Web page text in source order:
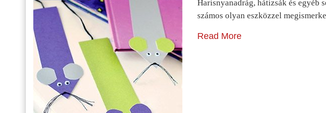
Harisnyanadrág, hátizsák és
számos olyan eszközzel
Read More